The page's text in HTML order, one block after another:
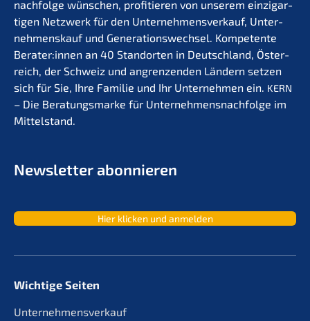
nachfolge wünschen, profi­tie­ren von unserem einzig­ar­
ti­gen Netzwerk für den Unter­nehmens­verkauf, Unter­
nehmens­kauf und Generations­wechsel. Kompe­ten­te
Berater:innen an 40 Stand­or­ten in Deutsch­land, Öster­
reich, der Schweiz und angren­zen­den Ländern setzen
sich für Sie, Ihre Familie und Ihr Unter­neh­men ein. KERN
– Die Beratungs­mar­ke für Unternehmens­nachfolge im
Mittelstand.
Newslet­ter abonnieren
Hier klicken und anmelden
Wichtige Seiten
Unternehmensverkauf